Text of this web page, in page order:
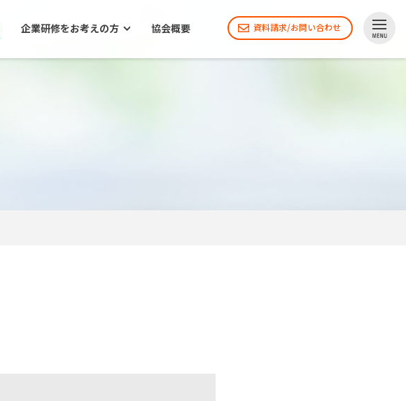
企業研修をお考えの方 協会概要 資料請求/お問い合わせ